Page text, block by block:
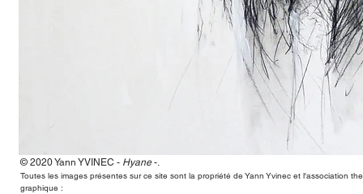
Hyane,Yann Yvinec,plasticien, sculpteur, toulouse, dessins,
© 2020 Yann YVINEC - Hyane -.
Toutes les images présentes sur ce site sont la propriété de Yann Yvinec et l'association
graphique :